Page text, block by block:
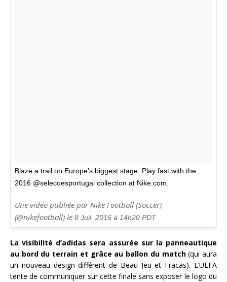
Blaze a trail on Europe’s biggest stage. Play fast with the
2016 @selecoesportugal collection at Nike.com.
Une vidéo publiée par Nike Football (Soccer)
(@nikefootball) le 8 Juil. 2016 à 14h20 PDT
La visibilité d’adidas sera assurée sur la panneautique
au bord du terrain et grâce au ballon du match(qui aura
un nouveau design différent de Beau Jeu et Fracas). L’UEFA
tente de communiquer sur cette finale sans exposer le logo du